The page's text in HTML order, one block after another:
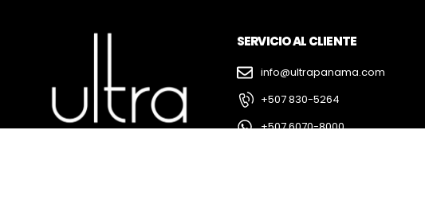
SERVICIO AL CLIENTE
info@ultrapanama.com
+507 830-5264
+507 6070-8000